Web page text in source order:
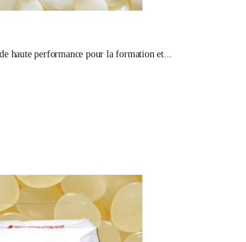
haute performance pour la formation et